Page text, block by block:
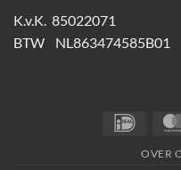
K.v.K. 85022071
BTW NL863474585B01
IDeal
OVER